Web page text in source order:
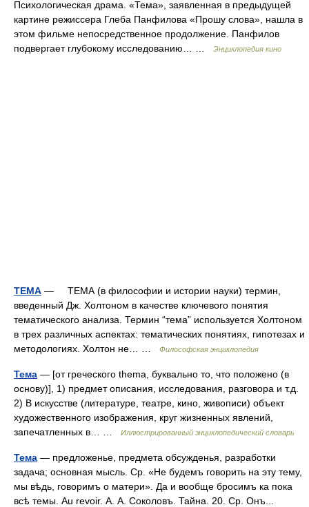
Психологическая драма. «Тема», заявленная в предыдущей
картине режиссера Глеба Панфилова «Прошу слова», нашла в
этом фильме непосредственное продолжение. Панфилов
подвергает глубокому исследованию… …
Энциклопедия кино
ТЕМА — ТЕМА (в философии и истории науки) термин,
введенный Дж. Холтоном в качестве ключевого понятия
тематического анализа. Термин “тема” используется Холтоном
в трех различных аспектах: тематических понятиях, гипотезах и
методологиях. Холтон не… …
Философская энциклопедия
Тема — [от греческого thema, буквально то, что положено (в
основу)], 1) предмет описания, исследования, разговора и т.д.
2) В искусстве (литературе, театре, кино, живописи) объект
художественного изображения, круг жизненных явлений,
запечатленных в… …
Иллюстрированный энциклопедический словарь
Тема — предложенье, предмета обсужденья, разработки
задача; основная мысль. Ср. «Не будемъ говорить на эту тему,
мы вѣдь, говоримъ о матери». Да и вообще бросимъ ка пока
всѣ темы. Au revoir. А. А. Соколовъ. Тайна. 20. Ср. Онъ...